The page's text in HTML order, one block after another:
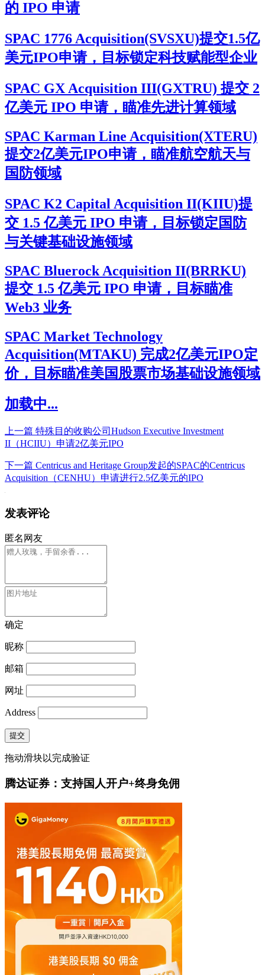
的 IPO 申请
SPAC 1776 Acquisition(SVSXU)提交1.5亿
美元IPO申请，目标锁定科技赋能型企业
SPAC GX Acquisition III(GXTRU) 提交 2
亿美元 IPO 申请，瞄准先进计算领域
SPAC Karman Line Acquisition(XTERU)
提交2亿美元IPO申请，瞄准航空航天与
国防领域
SPAC K2 Capital Acquisition II(KIIU)提
交 1.5 亿美元 IPO 申请，目标锁定国防
与关键基础设施领域
SPAC Bluerock Acquisition II(BRRKU)
提交 1.5 亿美元 IPO 申请，目标瞄准
Web3 业务
SPAC Market Technology
Acquisition(MTAKU) 完成2亿美元IPO定
价，目标瞄准美国股票市场基础设施领域
加载中...
上一篇 特殊目的收购公司Hudson Executive Investment
II（HCIIU）申请2亿美元IPO
下一篇 Centricus and Heritage Group发起的SPAC的Centricus
Acquisition（CENHU）申请进行2.5亿美元的IPO
发表评论
匿名网友
确定
昵称
邮箱
网址
Address
提交
拖动滑块以完成验证
腾达证券：支持国人开户+终身免佣